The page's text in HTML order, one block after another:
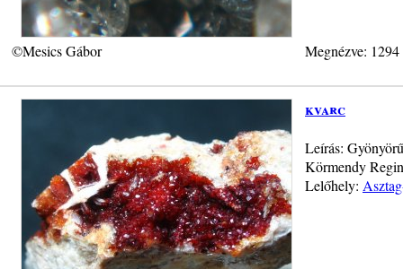
©Mesics Gábor Megnézve:
kvarc
Leírás:
Körmendy
Lelőhely: